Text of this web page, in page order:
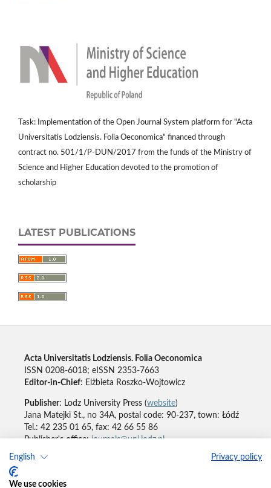
English Privacy policy
We use cookies
Task: Implementation of the Open Journal System platform for "Acta
Universitatis Lodziensis. Folia Oeconomica" financed through
contract no. 501/1/P-DUN/2017 from the funds of the Ministry of
Science and Higher Education devoted to the promotion of
scholarship
LATEST PUBLICATIONS
Acta Universitatis Lodziensis. Folia Oeconomica
ISSN 0208-6018; eISSN 2353-7663
Editor-in-Chief: Elżbieta Roszko-Wojtowicz
Publisher: Lodz University Press (website)
Jana Matejki St., no 34A, postal code: 90-237, town: Łódź
Tel.: 42 235 01 65, fax: 42 66 55 86
Publisher's office:journals@uni.lodz.pl
Accesibility declaration